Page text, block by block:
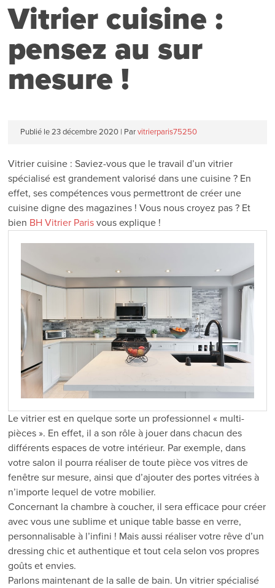
Vitrier cuisine :
pensez au sur
mesure !
Publié le 23 décembre 2020 | Par vitrierparis75250
Vitrier cuisine : Saviez-vous que le travail d’un vitrier
spécialisé est grandement valorisé dans une cuisine ? En
effet, ses compétences vous permettront de créer une
cuisine digne des magazines ! Vous nous croyez pas ? Et
bien BH Vitrier Paris vous explique !
Le vitrier est en quelque sorte un professionnel « multi-
pièces ». En effet, il a son rôle à jouer dans chacun des
différents espaces de votre intérieur. Par exemple, dans
votre salon il pourra réaliser de toute pièce vos vitres de
fenêtre sur mesure, ainsi que d’ajouter des portes vitrées à
n’importe lequel de votre mobilier.
Concernant la chambre à coucher, il sera efficace pour créer
avec vous une sublime et unique table basse en verre,
personnalisable à l’infini ! Mais aussi réaliser votre rêve d’un
dressing chic et authentique et tout cela selon vos propres
goûts et envies.
Parlons maintenant de la salle de bain. Un vitrier spécialisé